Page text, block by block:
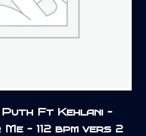
Ft Kehlani –
– 112 bpm vers 2